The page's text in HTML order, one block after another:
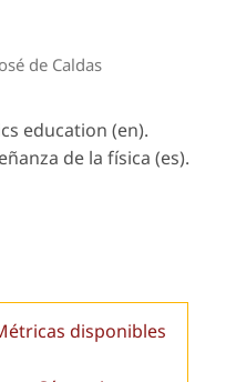
de Caldas
education (en).
de la física (es).
disponibles